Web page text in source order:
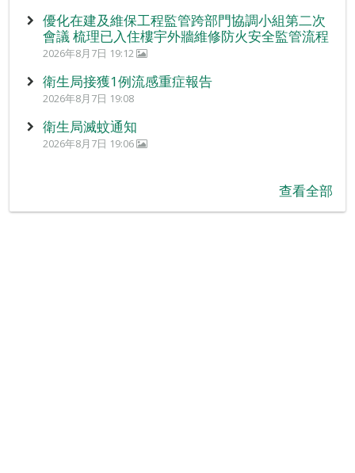
優化在建及維保工程監管跨部門協調小組第二次
會議 梳理已入住樓宇外牆維修防火安全監管流程
2026年8月7日 19:12
衛生局接獲1例流感重症報告
2026年8月7日 19:08
衛生局滅蚊通知
2026年8月7日 19:06
查看全部